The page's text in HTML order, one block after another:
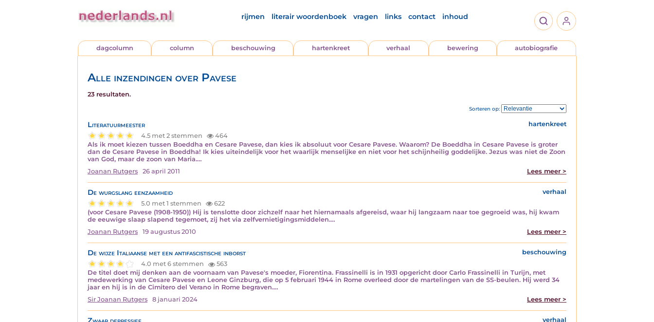
rijmen literair woordenboek vragen links contact inhoud
dagcolumn column beschouwing hartenkreet verhaal bewering autobiografie
Alle inzendingen over Pavese
23 resultaten.
Sorteren op:
Literatuurmeester
hartenkreet
4.5 met 2 stemmen
464
Als ik moet kiezen tussen Boeddha en Cesare Pavese, dan kies ik absoluut voor Cesare Pavese. Waarom? De Boeddha in Cesare Pavese is groter
dan de Cesare Pavese in Boeddha! Ik kies uiteindelijk voor het waarlijk menselijke en niet voor het schijnheilig goddelijke. Jezus was niet de Zoon
van God, maar de zoon van Maria.…
Joanan Rutgers
26 april 2011 Lees meer >
De wurgslang eenzaamheid
verhaal
5.0 met 1 stemmen
622
(voor Cesare Pavese (1908-1950)) Hij is tenslotte door zichzelf naar het hiernamaals afgereisd, waar hij langzaam naar toe gegroeid was, hij kwam
de eeuwige slaap slapend tegemoet, zij het via zelfvernietigingsmiddelen.…
Joanan Rutgers
19 augustus 2010 Lees meer >
De wijze Italiaanse met een antifascistische inborst
beschouwing
4.0 met 6 stemmen
563
De titel doet mij denken aan de voornaam van Pavese's moeder, Fiorentina. Frassinelli is in 1931 opgericht door Carlo Frassinelli in Turijn, met
medewerking van Cesare Pavese en Leone Ginzburg, die op 5 februari 1944 in Rome overleed door de martelingen van de SS-beulen. Hij werd 34
jaar en hij is in de Cimitero del Verano in Rome begraven.…
Sir Joanan Rutgers
8 januari 2024 Lees meer >
verhaal